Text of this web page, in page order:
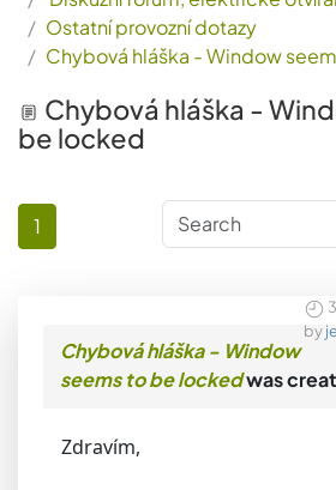
Ostatní provozní dotazy
Chybová hláška - Window
Chybová hláška -
be locked
1
by
Chybová hláška - Window
seems to be lockedwas
Zdravím,